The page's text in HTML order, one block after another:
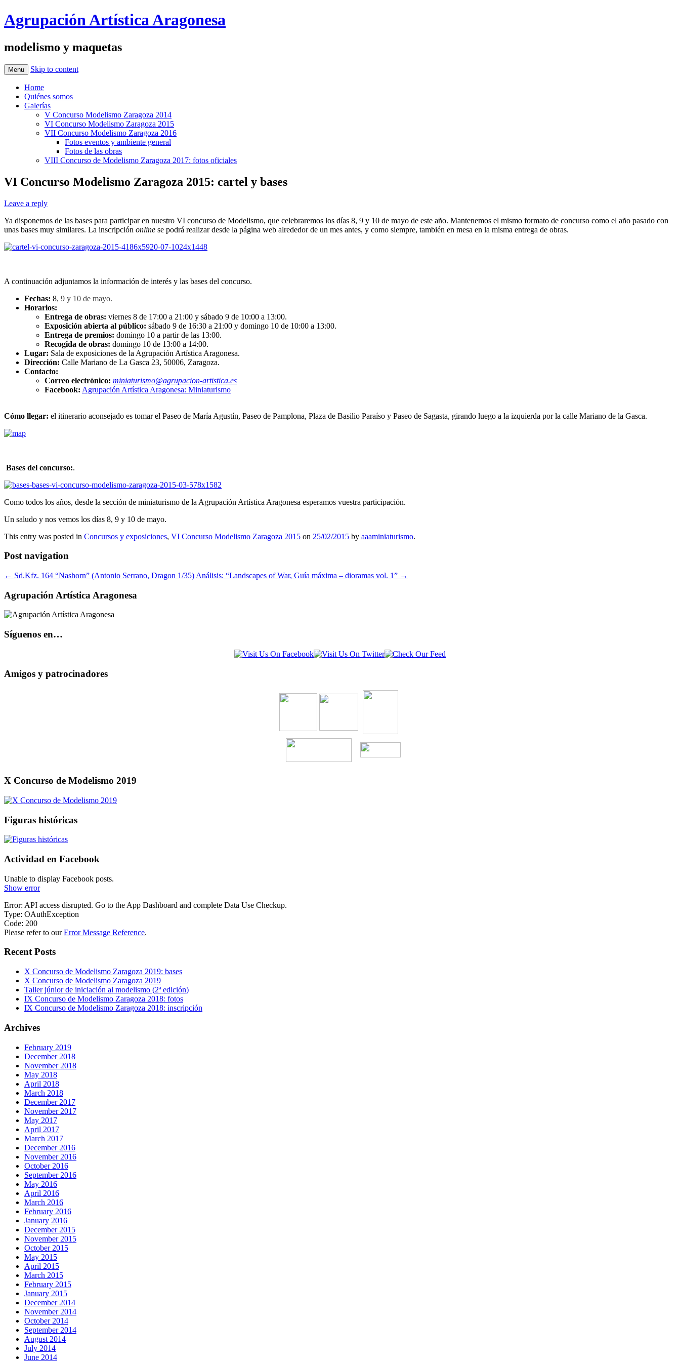
Agrupación Artística Aragonesa
modelismo y maquetas
Menu Skip to content
Home
Quiénes somos
Galerías
V Concurso Modelismo Zaragoza 2014
VI Concurso Modelismo Zaragoza 2015
VII Concurso Modelismo Zaragoza 2016
Fotos eventos y ambiente general
Fotos de las obras
VIII Concurso de Modelismo Zaragoza 2017: fotos oficiales
VI Concurso Modelismo Zaragoza 2015: cartel y bases
Leave a reply
Ya disponemos de las bases para participar en nuestro VI concurso de Modelismo, que celebraremos los días 8, 9 y 10 de mayo de este año. Mantenemos el mismo formato de concurso como el año pasado con
unas bases muy similares. La inscripción online se podrá realizar desde la página web alrededor de un mes antes, y como siempre, también en mesa en la misma entrega de obras.
A continuación adjuntamos la información de interés y las bases del concurso.
Fechas: 8, 9 y 10 de mayo.
Horarios:
Entrega de obras: viernes 8 de 17:00 a 21:00 y sábado 9 de 10:00 a 13:00.
Exposición abierta al público: sábado 9 de 16:30 a 21:00 y domingo 10 de 10:00 a 13:00.
Entrega de premios: domingo 10 a partir de las 13:00.
Recogida de obras: domingo 10 de 13:00 a 14:00.
Lugar: Sala de exposiciones de la Agrupación Artística Aragonesa.
Dirección: Calle Mariano de La Gasca 23, 50006, Zaragoza.
Contacto:
Correo electrónico: miniaturismo@agrupacion-artistica.es
Facebook: Agrupación Artística Aragonesa: Miniaturismo
Cómo llegar: el itinerario aconsejado es tomar el Paseo de María Agustín, Paseo de Pamplona, Plaza de Basilio Paraíso y Paseo de Sagasta, girando luego a la izquierda por la calle Mariano de la Gasca.
Bases del concurso:.
Como todos los años, desde la sección de miniaturismo de la Agrupación Artística Aragonesa esperamos vuestra participación.
Un saludo y nos vemos los días 8, 9 y 10 de mayo.
This entry was posted in Concursos y exposiciones, VI Concurso Modelismo Zaragoza 2015 on 25/02/2015 by aaaminiaturismo.
Post navigation
← Sd.Kfz. 164 “Nashorn” (Antonio Serrano, Dragon 1/35) Análisis: “Landscapes of War, Guía máxima – dioramas vol. 1” →
Agrupación Artística Aragonesa
Síguenos en…
Amigos y patrocinadores
X Concurso de Modelismo 2019
Figuras históricas
Actividad en Facebook
Unable to display Facebook posts.
Show error
Error: API access disrupted. Go to the App Dashboard and complete Data Use Checkup.
Type: OAuthException
Code: 200
Please refer to ourError Message Reference.
Recent Posts
X Concurso de Modelismo Zaragoza 2019: bases
X Concurso de Modelismo Zaragoza 2019
Taller júnior de iniciación al modelismo (2ª edición)
IX Concurso de Modelismo Zaragoza 2018: fotos
IX Concurso de Modelismo Zaragoza 2018: inscripción
Archives
February 2019
December 2018
November 2018
May 2018
April 2018
March 2018
December 2017
November 2017
May 2017
April 2017
March 2017
December 2016
November 2016
October 2016
September 2016
May 2016
April 2016
March 2016
February 2016
January 2016
December 2015
November 2015
October 2015
May 2015
April 2015
March 2015
February 2015
January 2015
December 2014
November 2014
October 2014
September 2014
August 2014
July 2014
June 2014